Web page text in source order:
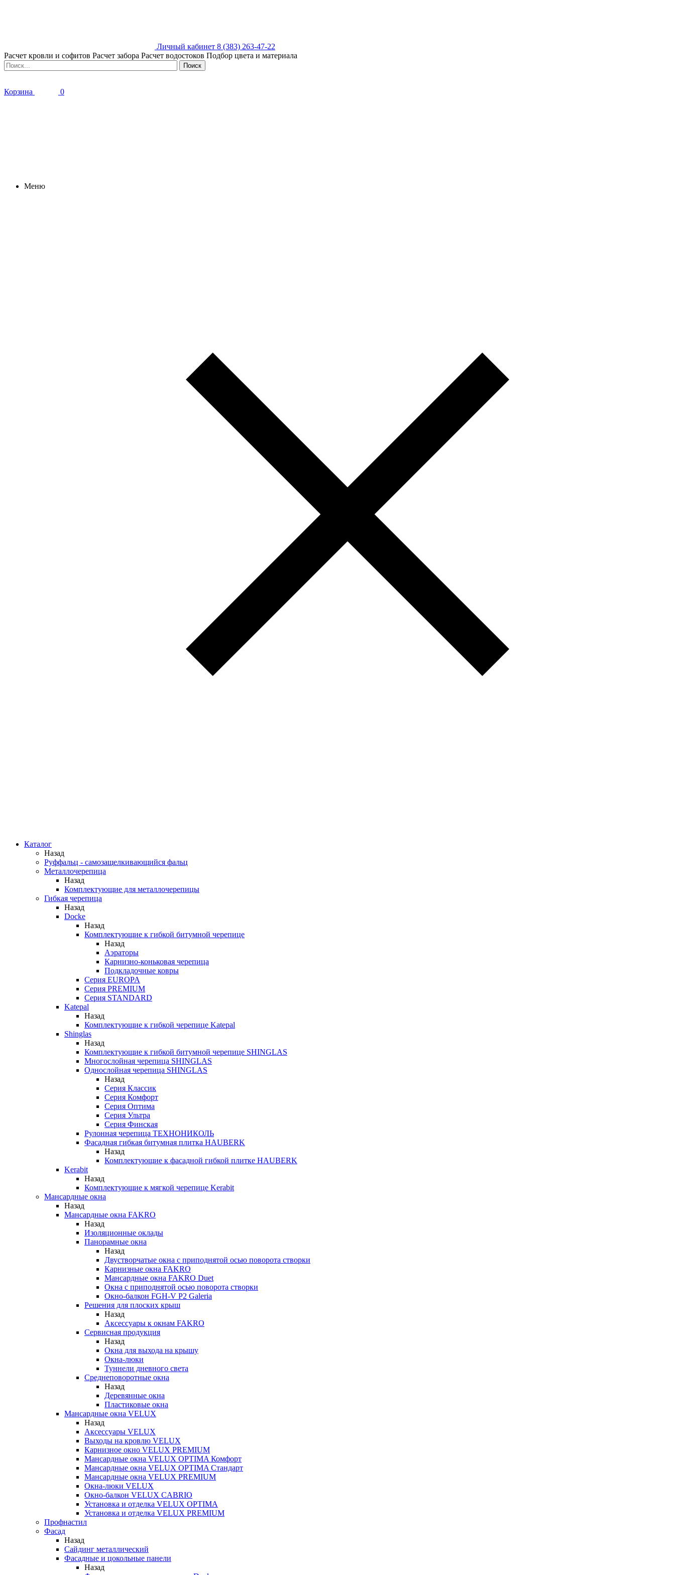
Личный кабинет 8 (383) 263-47-22
Расчет кровли и софитов Расчет забора Расчет водостоков Подбор цвета и материала
Корзина 0
Меню
Каталог
Назад
Руффальц - самозащелкивающийся фальц
Металлочерепица
Назад
Комплектующие для металлочерепицы
Гибкая черепица
Назад
Docke
Назад
Комплектующие к гибкой битумной черепице
Назад
Аэраторы
Карнизно-коньковая черепица
Подкладочные ковры
Серия EUROPA
Серия PREMIUM
Серия STANDARD
Katepal
Назад
Комплектующие к гибкой черепице Katepal
Shinglas
Назад
Комплектующие к гибкой битумной черепице SHINGLAS
Многослойная черепица SHINGLAS
Однослойная черепица SHINGLAS
Назад
Серия Классик
Серия Комфорт
Серия Оптима
Серия Ультра
Серия Финская
Рулонная черепица ТЕХНОНИКОЛЬ
Фасадная гибкая битумная плитка HAUBERK
Назад
Комплектующие к фасадной гибкой плитке HAUBERK
Kerabit
Назад
Комплектующие к мягкой черепице Kerabit
Мансардные окна
Назад
Мансардные окна FAKRO
Назад
Изоляционные оклады
Панорамные окна
Назад
Двустворчатые окна с приподнятой осью поворота створки
Карнизные окна FAKRO
Мансардные окна FAKRO Duet
Окна с приподнятой осью поворота створки
Окно-балкон FGH-V P2 Galeria
Решения для плоских крыш
Назад
Аксессуары к окнам FAKRO
Сервисная продукция
Назад
Окна для выхода на крышу
Окна-люки
Туннели дневного света
Среднеповоротные окна
Назад
Деревянные окна
Пластиковые окна
Мансардные окна VELUX
Назад
Аксессуары VELUX
Выходы на кровлю VELUX
Карнизное окно VELUX PREMIUM
Мансардные окна VELUX OPTIMA Комфорт
Мансардные окна VELUX OPTIMA Стандарт
Мансардные окна VELUX PREMIUM
Окна-люки VELUX
Окно-балкон VELUX CABRIO
Установка и отделка VELUX OPTIMA
Установка и отделка VELUX PREMIUM
Профнастил
Фасад
Назад
Сайдинг металлический
Фасадные и цокольные панели
Назад